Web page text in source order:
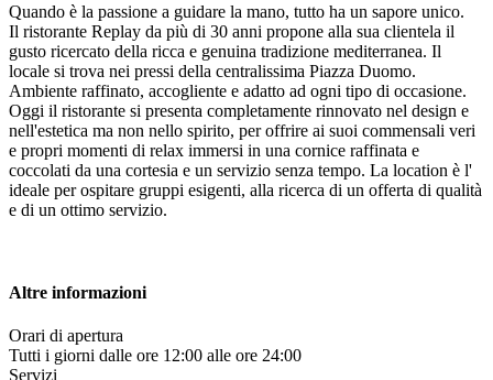
Quando è la passione a guidare la mano, tutto ha un sapore unico.
Il ristorante Replay da più di 30 anni propone alla sua clientela il
gusto ricercato della ricca e genuina tradizione mediterranea. Il
locale si trova nei pressi della centralissima Piazza Duomo.
Ambiente raffinato, accogliente e adatto ad ogni tipo di occasione.
Oggi il ristorante si presenta completamente rinnovato nel design e
nell'estetica ma non nello spirito, per offrire ai suoi commensali veri
e propri momenti di relax immersi in una cornice raffinata e
coccolati da una cortesia e un servizio senza tempo. La location è l'
ideale per ospitare gruppi esigenti, alla ricerca di un offerta di qualità
e di un ottimo servizio.
Altre informazioni
Orari di apertura
Tutti i giorni dalle ore 12:00 alle ore 24:00
Servizi